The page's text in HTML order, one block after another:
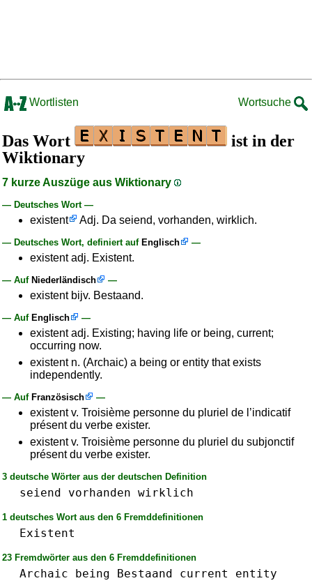
Wortlisten Wortsuche
Das Wort
ist in der
Wiktionary
7 kurze Auszüge aus Wiktionary
— Deutsches Wort —
existent Adj. Da seiend, vorhanden, wirklich.
— Deutsches Wort, definiert auf Englisch —
existent adj. Existent.
— Auf Niederländisch —
existent bijv. Bestaand.
— Auf Englisch —
existent adj. Existing; having life or being, current;
occurring now.
existent n. (Archaic) a being or entity that exists
independently.
— Auf Französisch —
existent v. Troisième personne du pluriel de l’indicatif
présent du verbe exister.
existent v. Troisième personne du pluriel du subjonctif
présent du verbe exister.
3 deutsche Wörter aus der deutschen Definition
seiend vorhanden wirklich
1 deutsches Wort aus den 6 Fremddefinitionen
Existent
23 Fremdwörter aus den 6 Fremddefinitionen
Archaic being Bestaand current
entity